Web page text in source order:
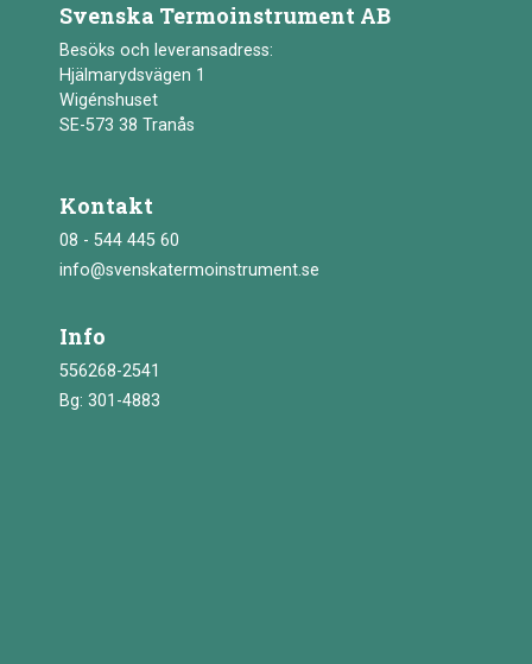
Svenska Termoinstrument AB
Besöks och leveransadress:
Hjälmarydsvägen 1
Wigénshuset
SE-573 38 Tranås
Kontakt
08 - 544 445 60
info@svenskatermoinstrument.se
Info
556268-2541
Bg: 301-4883